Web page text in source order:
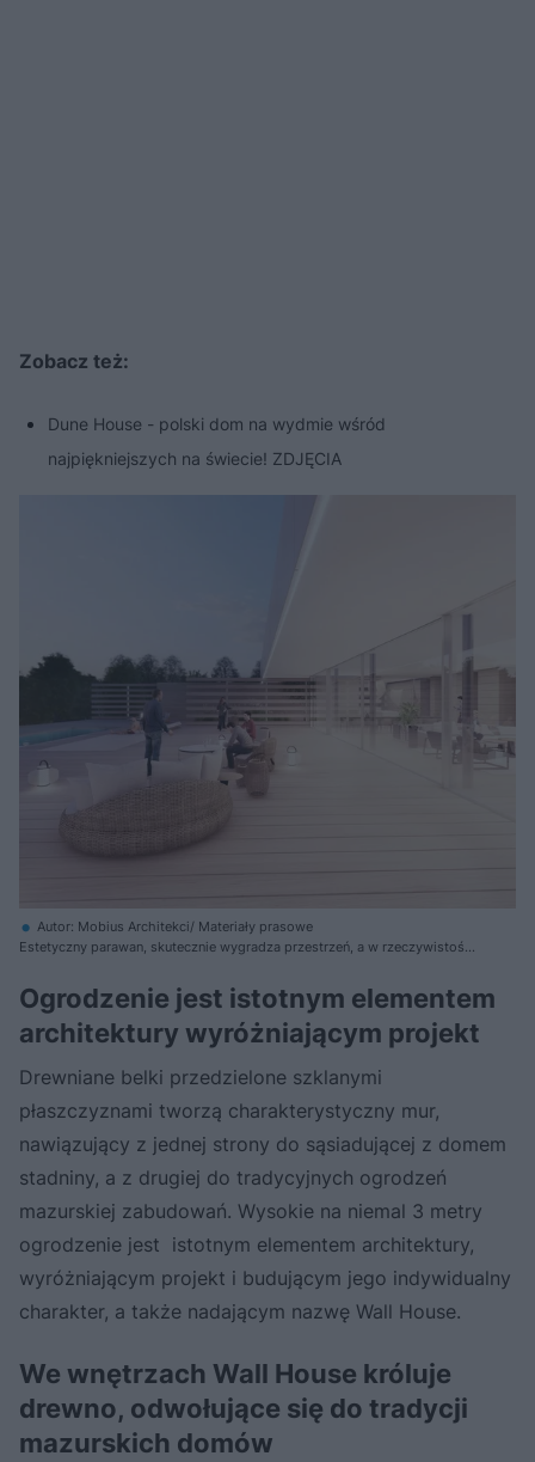
Zobacz też:
Dune House - polski dom na wydmie wśród
najpiękniejszych na świecie! ZDJĘCIA
Autor: Mobius Architekci/ Materiały prasowe
Estetyczny parawan, skutecznie wygradza przestrzeń, a w rzeczywistości
Ogrodzenie jest istotnym elementem
architektury wyróżniającym projekt
Drewniane belki przedzielone szklanymi
płaszczyznami tworzą charakterystyczny mur,
nawiązujący z jednej strony do sąsiadującej z domem
stadniny, a z drugiej do tradycyjnych ogrodzeń
mazurskiej zabudowań. Wysokie na niemal 3 metry
ogrodzenie jest istotnym elementem architektury,
wyróżniającym projekt i budującym jego indywidualny
charakter, a także nadającym nazwę Wall House.
We wnętrzach Wall House króluje
drewno, odwołujące się do tradycji
mazurskich domów